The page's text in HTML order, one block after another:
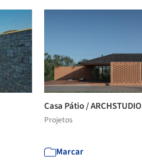
Casa Pátio / ARCHSTUDIO
Projetos
Marcar